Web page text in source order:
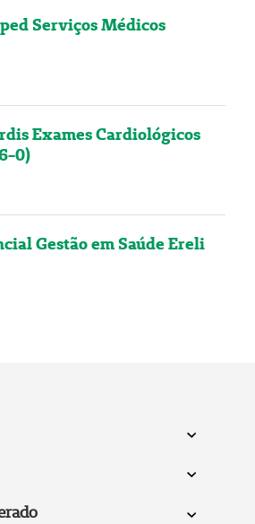
Serviços Médicos
Exames Cardiológicos
0)
Gestão em Saúde Ereli